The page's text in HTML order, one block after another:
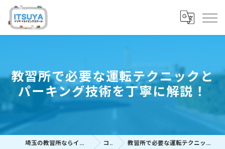
教習所で必要な運転テクニックと
パーキング技術を丁寧に解説！
埼玉の教習所ならイツヤドライビングスクール コラム 教習所で必要な運転テクニックとパーキング技術を丁寧に解説！